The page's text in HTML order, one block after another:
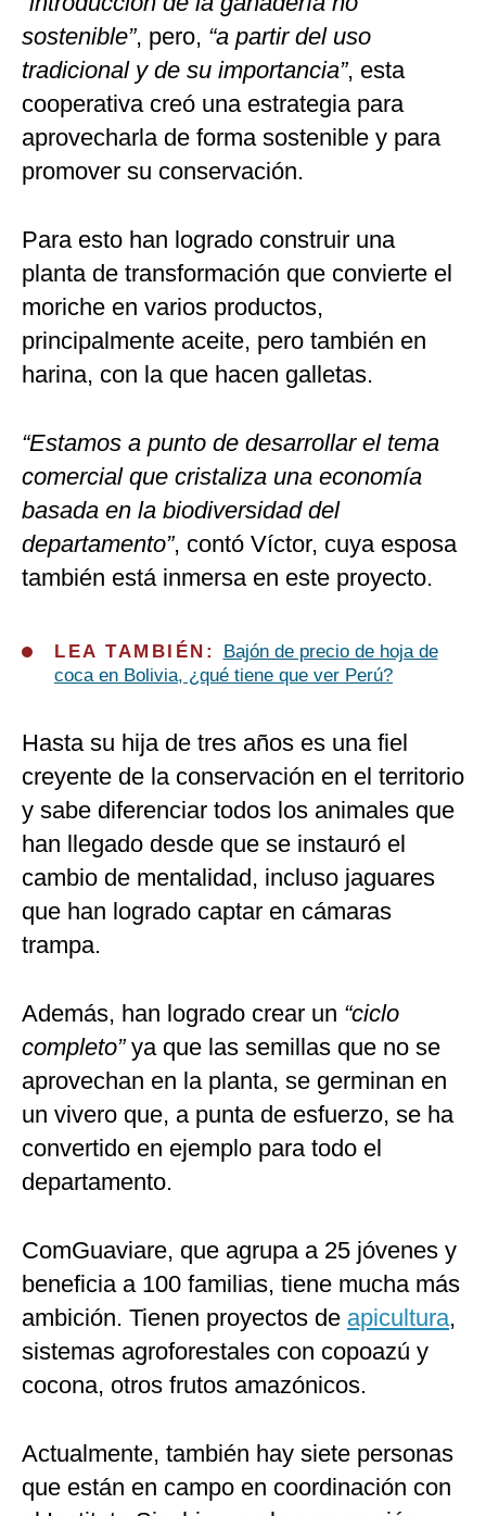
sostenible”, pero, “a partir del uso
tradicional y de su importancia”, esta
cooperativa creó una estrategia para
aprovecharla de forma sostenible y para
promover su conservación.
Para esto han logrado construir una
planta de transformación que convierte el
moriche en varios productos,
principalmente aceite, pero también en
harina, con la que hacen galletas.
“Estamos a punto de desarrollar el tema
comercial que cristaliza una economía
basada en la biodiversidad del
departamento”, contó Víctor, cuya esposa
también está inmersa en este proyecto.
LEA TAMBIÉN:
Bajón de precio de hoja de
coca en Bolivia, ¿qué tiene que ver Perú?
Hasta su hija de tres años es una fiel
creyente de la conservación en el territorio
y sabe diferenciar todos los animales que
han llegado desde que se instauró el
cambio de mentalidad, incluso jaguares
que han logrado captar en cámaras
trampa.
Además, han logrado crear un “ciclo
completo”ya que las semillas que no se
aprovechan en la planta, se germinan en
un vivero que, a punta de esfuerzo, se ha
convertido en ejemplo para todo el
departamento.
ComGuaviare, que agrupa a 25 jóvenes y
beneficia a 100 familias, tiene mucha más
ambición. Tienen proyectos de apicultura,
sistemas agroforestales con copoazú y
cocona, otros frutos amazónicos.
Actualmente, también hay siete personas
que están en campo en coordinación con